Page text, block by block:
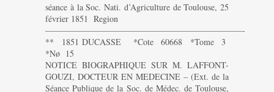
séance à la Soc. Nati. d’Agriculture de Toulouse, 25
février 1851 Region
———————————————————————-
** 1851 DUCASSE *Cote 60668 *Tome 3
*Nø 15
NOTICE BIOGRAPHIQUE SUR M. LAFFONT-
GOUZI, DOCTEUR EN MEDECINE – (Ext. de la
Séance Publique de la Soc. de Médec. de Toulouse,